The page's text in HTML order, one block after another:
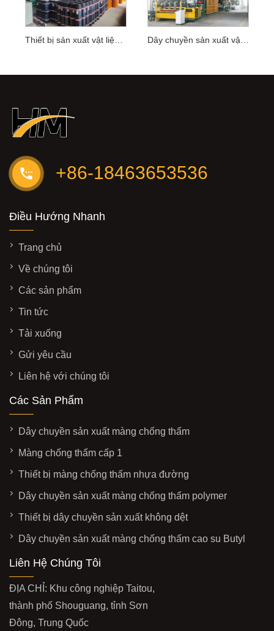
Thiết bị sản xuất vật liệu chống thấm nhựa đường
+86-18463653536
Điều Hướng Nhanh
Trang chủ
Về chúng tôi
Các sản phẩm
Tin tức
Tải xuống
Gửi yêu cầu
Liên hệ với chúng tôi
Các Sản Phẩm
Dây chuyền sản xuất màng chống thấm
Màng chống thấm cấp 1
Thiết bị màng chống thấm nhựa đường
Dây chuyền sản xuất màng chống thấm polymer
Thiết bị dây chuyền sản xuất không dệt
Dây chuyền sản xuất màng chống thấm cao su Butyl
Liên Hệ Chúng Tôi
ĐỊA CHỈ: Khu công nghiệp Taitou,
thành phố Shouguang, tỉnh Sơn
Đông, Trung Quốc